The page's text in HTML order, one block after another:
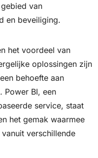
van
en beveiliging.
het voordeel van
oplossingen zijn
behoefte aan
Power BI, een
service, staat
het gemak waarmee
verschillende